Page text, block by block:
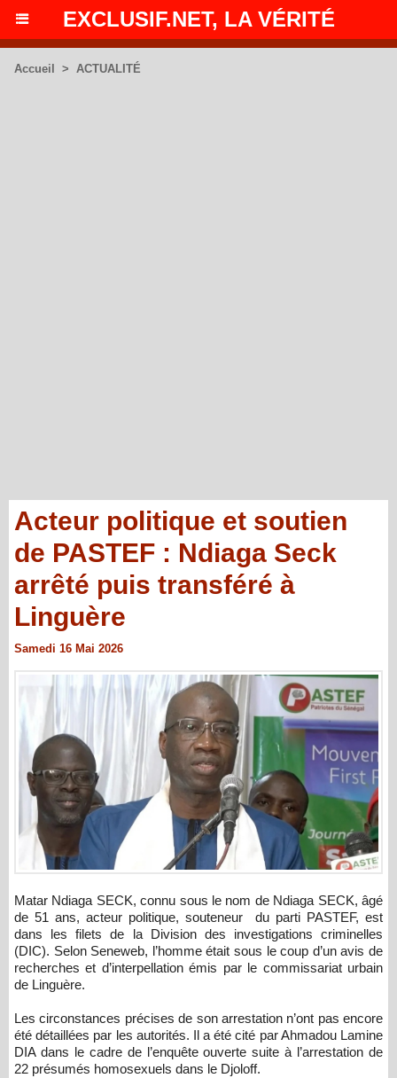
EXCLUSIF.NET, LA VÉRITÉ
Accueil > ACTUALITÉ
Acteur politique et soutien
de PASTEF : Ndiaga Seck
arrêté puis transféré à
Linguère
Samedi 16 Mai 2026
Matar Ndiaga SECK, connu sous le nom de Ndiaga SECK, âgé
de 51 ans, acteur politique, souteneur du parti PASTEF, est
dans les filets de la Division des investigations criminelles
(DIC). Selon Seneweb, l’homme était sous le coup d’un avis de
recherches et d’interpellation émis par le commissariat urbain
de Linguère.
Les circonstances précises de son arrestation n’ont pas encore
été détaillées par les autorités. Il a été cité par Ahmadou Lamine
DIA dans le cadre de l’enquête ouverte suite à l’arrestation de
22 présumés homosexuels dans le Djoloff.